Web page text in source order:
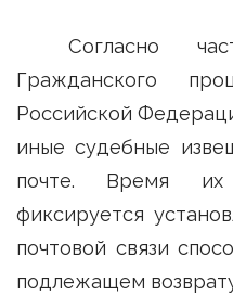
Согласно
Гражданского
Российской
иные судебные
почте. Время их
фиксируется
почтовой связи
подлежащем